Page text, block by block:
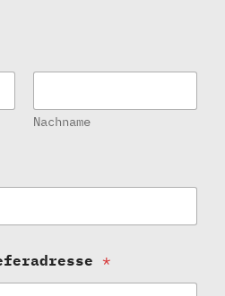
Nachname
*